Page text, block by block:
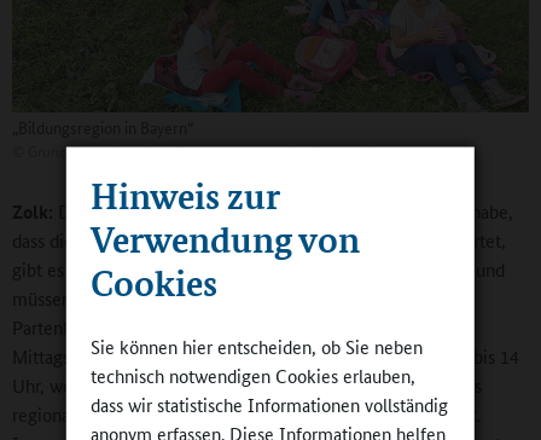
Hinweis zur
Verwendung von
Cookies
Sie können hier entscheiden, ob Sie neben
technisch notwendigen Cookies erlauben,
dass wir statistische Informationen vollständig
anonym erfassen. Diese Informationen helfen
Grundschule Garmisch-Partenkirchen an der Burgstraße
Zolk:
Das klassische Modell, wie ich es auch noch gekannt habe,
dass die Mutter zu Hause am Nachmittag auf die Kinder wartet,
gibt es fast gar nicht mehr. Das können wir nicht ignorieren und
müssen Betreuungsmöglichkeiten schaffen. In Garmisch-
Partenkirchen gibt es alle bayerischen Spielarten: die reine
Mittagsbetreuung für Grundschülerinnen und Grundschüler bis 14
Uhr, wo es ein Mittagessen gibt. Dort achten wir darauf, dass
regional und abwechslungsreich gekocht wird. Bis auf das St.